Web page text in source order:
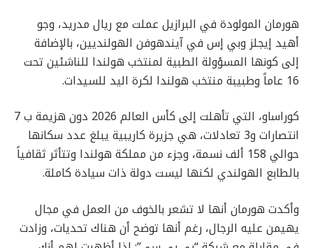
هورمان المولودة في البرازيل عملت مع ريال مدريد، وجو
أهيد إيجلز وبي إس في آيندهوفن الهولنديين، بالإضافة
إلى كونها المسؤولة الطبية لمنتخب هولندا للناشئين تحت
16 عاماً وطبيبة منتخب هولندا لكرة اليد للسيدات.
كوراساو، التي تأهلت إلى كأس العالم 2026 دون هزيمة ب 7
انتصارات و3 تعادلات، هي جزيرة كاريبية يبلغ عدد سكانها
حوالي 158 ألف نسمة، وجزء من مملكة هولندا وتتأثر ثقافياً
بالطابع الهولندي لكنها ليست دولة ذات سيادة كاملة.
وأكدت هورمان أنها لا تشعر بالخوف من العمل في مجال
يهيمن عليه الرجال، رغم أنها توضح أن هناك تحديات، وزادت